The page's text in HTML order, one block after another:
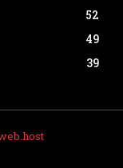
52
49
39